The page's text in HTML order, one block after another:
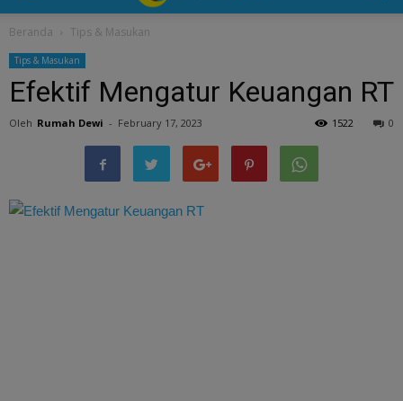
Beranda Tips & Masukan
Tips & Masukan
Efektif Mengatur Keuangan RT
Oleh Rumah Dewi - February 17, 2023 0
1522